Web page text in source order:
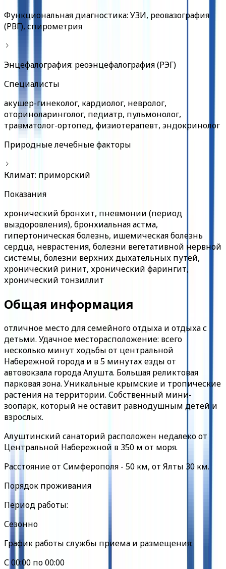
Функциональная диагностика: УЗИ, реовазография
(РВГ), спирометрия
Энцефалография: реоэнцефалография (РЭГ)
Специалисты
акушер-гинеколог, кардиолог, невролог,
оториноларинголог, педиатр, пульмонолог,
травматолог-ортопед, физиотерапевт, эндокринолог
Природные лечебные факторы
Климат: приморский
Показания
хронический бронхит, пневмонии (период
выздоровления), бронхиальная астма,
гипертоническая болезнь, ишемическая болезнь
сердца, неврастения, болезни вегетативной нервной
системы, болезни верхних дыхательных путей,
хронический ринит, хронический фарингит,
хронический тонзиллит
Общая информация
отличное место для семейного отдыха и отдыха с
детьми. Удачное месторасположение: всего
несколько минут ходьбы от центральной
Набережной города и в 5 минутах езды от
автовокзала города Алушта. Большая реликтовая
парковая зона. Уникальные крымские и тропические
растения на территории. Собственный мини-
зоопарк, который не оставит равнодушным детей и
взрослых.
Алуштинский санаторий расположен недалеко от
Центральной Набережной в 350 м от моря.
Расстояние от Симферополя - 50 км, от Ялты 30 км.
Порядок проживания
Период работы:
Сезонно
График работы службы приема и размещения:
С 00:00 по 00:00